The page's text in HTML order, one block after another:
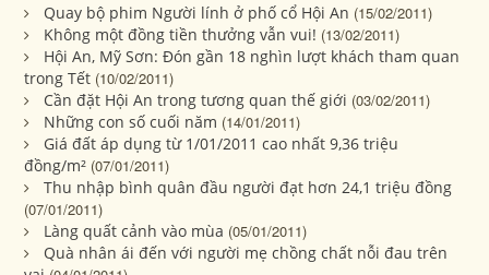
Quay bộ phim Người lính ở phố cổ Hội An (15/02/2011)
Không một đồng tiền thưởng vẫn vui! (13/02/2011)
Hội An, Mỹ Sơn: Đón gần 18 nghìn lượt khách tham quan
trong Tết (10/02/2011)
Cần đặt Hội An trong tương quan thế giới (03/02/2011)
Những con số cuối năm (14/01/2011)
Giá đất áp dụng từ 1/01/2011 cao nhất 9,36 triệu
đồng/m² (07/01/2011)
Thu nhập bình quân đầu người đạt hơn 24,1 triệu đồng
(07/01/2011)
Làng quất cảnh vào mùa (05/01/2011)
Quà nhân ái đến với người mẹ chồng chất nỗi đau trên